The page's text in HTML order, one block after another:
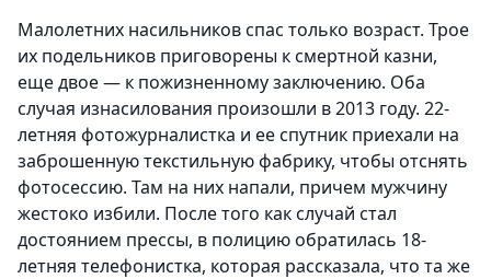
Малолетних насильников спас только возраст. Трое
их подельников приговорены к смертной казни,
еще двое — к пожизненному заключению. Оба
случая изнасилования произошли в 2013 году. 22-
летняя фотожурналистка и ее спутник приехали на
заброшенную текстильную фабрику, чтобы отснять
фотосессию. Там на них напали, причем мужчину
жестоко избили. После того как случай стал
достоянием прессы, в полицию обратилась 18-
летняя телефонистка, которая рассказала, что та же